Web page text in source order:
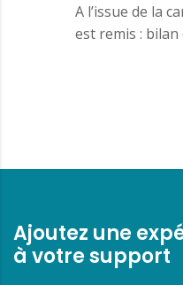
A l’issue de la
est remis :
Ajoutez une
à votre support